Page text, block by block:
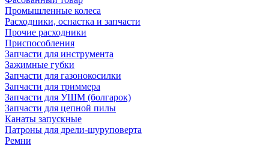
Промышленные колеса
Расходники, оснастка и запчасти
Прочие расходники
Приспособления
Запчасти для инструмента
Зажимные губки
Запчасти для газонокосилки
Запчасти для триммера
Запчасти для УШМ (болгарок)
Запчасти для цепной пилы
Канаты запускные
Патроны для дрели-шуруповерта
Ремни